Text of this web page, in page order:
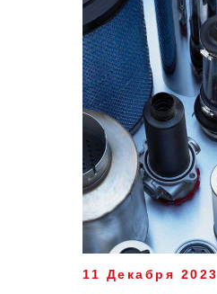
11 Декабря 2023